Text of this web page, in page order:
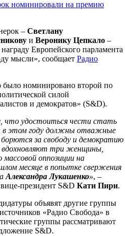
– Светлану
и Веронику Цепкало –
Европейского парламента
мысли», сообщает Радио
было номинировано второй по
силой
и демократов» (S&D).
удостоиться чести стать
в этом году должны отважные
за свободу и демократию
вдохновляют три женщины,
оппозиции на
месяце в попытке свержения
Александра Лукашенко», –
президент S&D Кати Пири.
объявят другие группы
«Радио Свобода» в
группы рассматривают
S&D.